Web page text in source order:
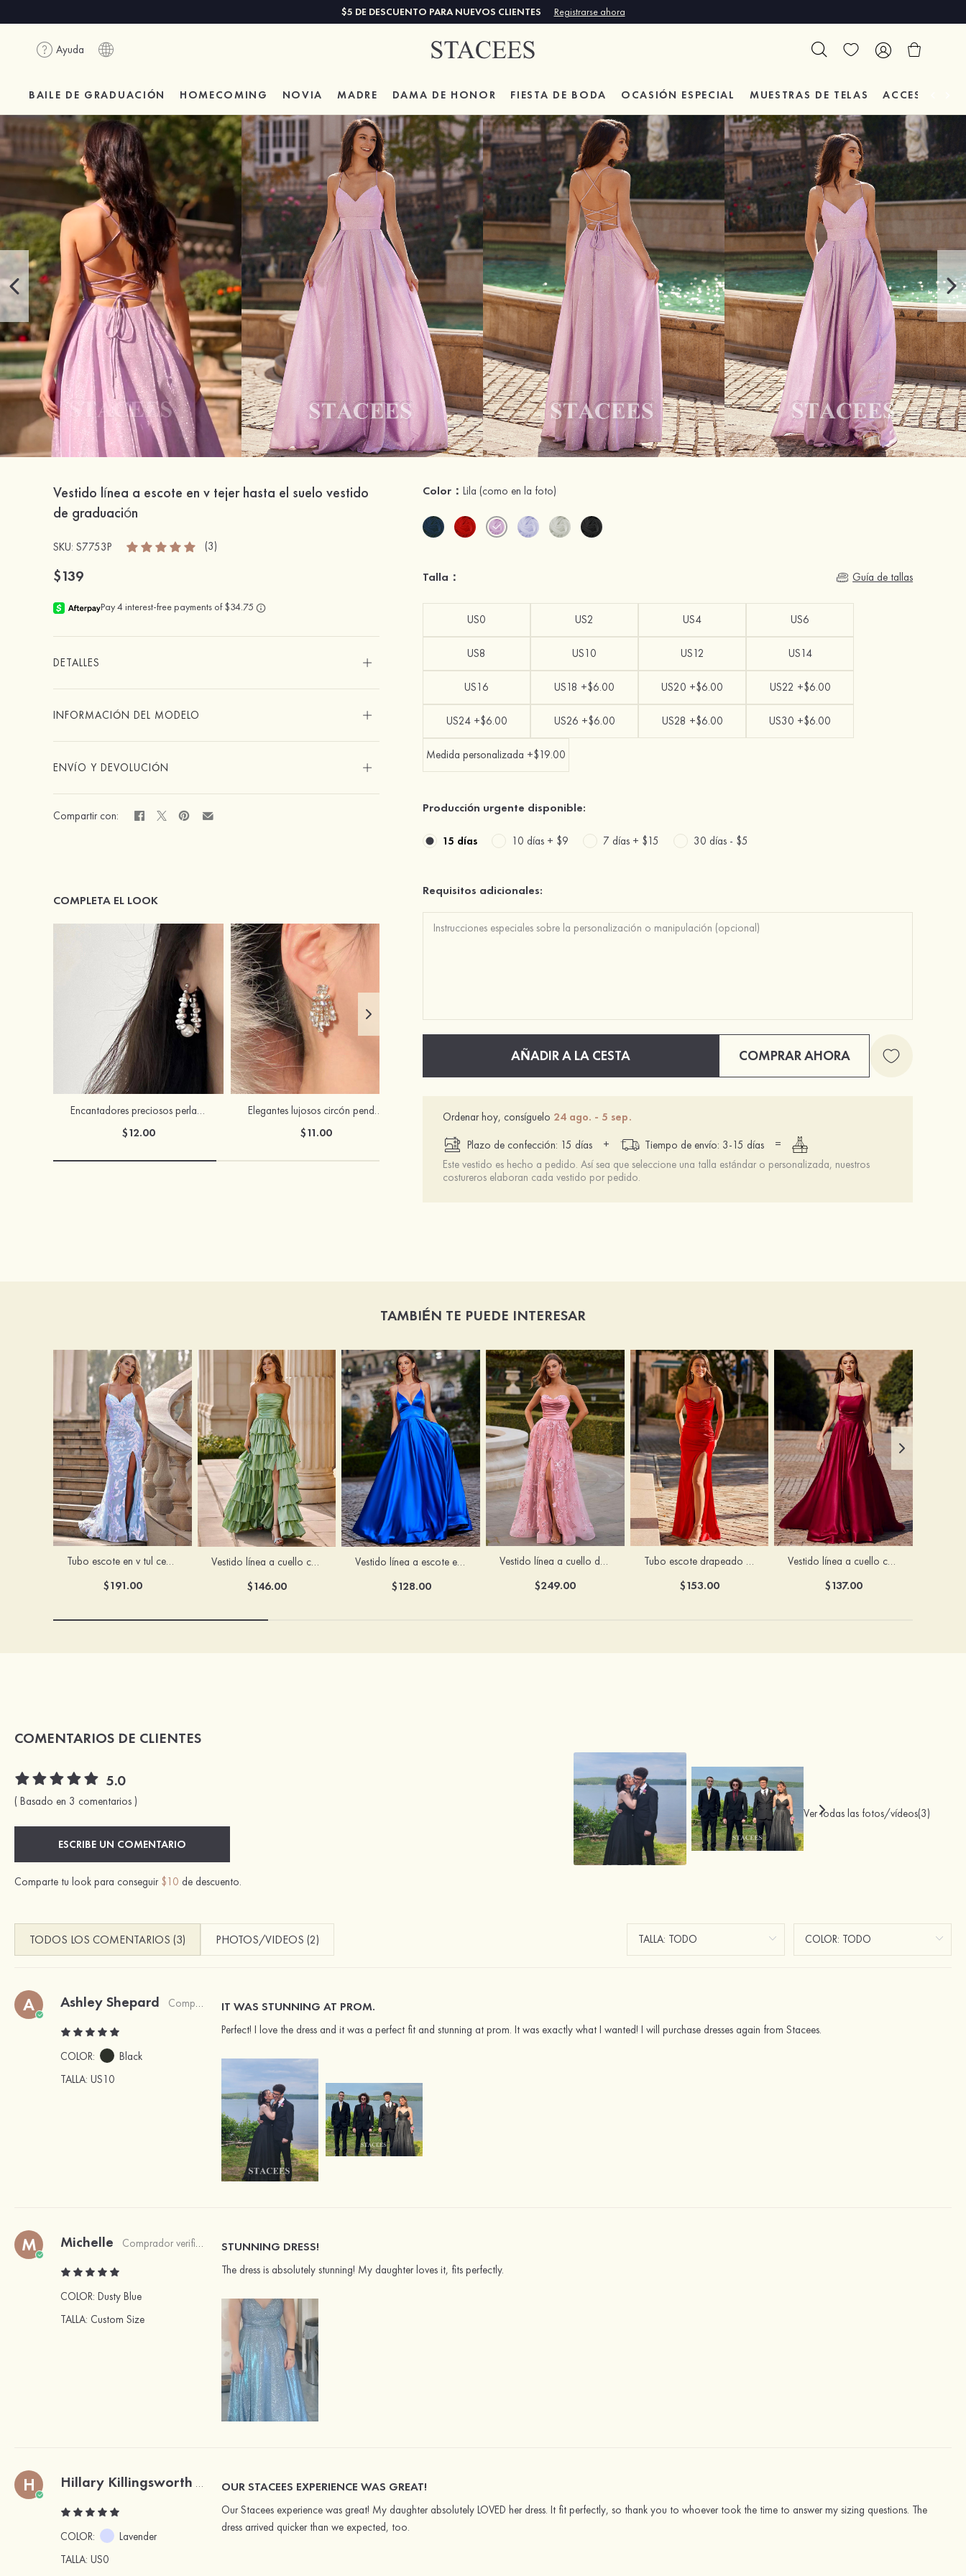
$5 DE DESCUENTO PARA NUEVOS CLIENTES Registrarse ahora
Ayuda
BAILE DE GRADUACIÓN HOMECOMING NOVIA MADRE DAMA DE HONOR FIESTA DE BODA OCASIÓN ESPECIAL MUESTRAS DE TELAS ACCESORIOS
Vestido línea a escote en v tejer hasta el suelo vestido
de graduación
SKU: S7753P (3)
$139
DETALLES
INFORMACIÓN DEL MODELO
ENVÍO Y DEVOLUCIÓN
Compartir con:
COMPLETA EL LOOK
Encantadores preciosos perla pendientes
$12.00
Elegantes lujosos circón pendientes
$11.00
Color：Lila (como en la foto)
Talla： Guía de tallas
US0 US2 US4 US6
US8 US10 US12 US14
US16 US18 +$6.00 US20 +$6.00 US22 +$6.00
US24 +$6.00 US26 +$6.00 US28 +$6.00 US30 +$6.00
Medida personalizada +$19.00
Producción urgente disponible:
15 días 10 días + $9 7 días + $15 30 días - $5
Requisitos adicionales:
AÑADIR A LA CESTA COMPRAR AHORA
Ordenar hoy, consíguelo 24 ago. - 5 sep.
Plazo de confección: 15 días
+ Tiempo de envío: 3-15 días
=
Este vestido es hecho a pedido. Así sea que seleccione una talla estándar o personalizada, nuestros
costureros elaboran cada vestido por pedido.
TAMBIÉN TE PUEDE INTERESAR
Tubo escote en v tul cepillo tren vestido de graduación
$191.00
Vestido línea a cuello cuadrado tafetán hasta el suelo vestido de graduación con volantes
$146.00
Vestido línea a escote en v tela charmeuse hasta el suelo vestido de graduación
$128.00
Vestido línea a cuello de corazón tul cola de barrido vestido de graduación
$249.00
Tubo escote drapeado satén hasta el suelo vestido de graduación
$153.00
Vestido línea a cuello cuadrado tela charmeuse barrer tren vestido de graduación
$137.00
COMENTARIOS DE CLIENTES
5.0
( Basado en 3 comentarios )
ESCRIBE UN COMENTARIO
Comparte tu look para conseguir $10 de descuento.
Ver todas las fotos/vídeos(3)
TODOS LOS COMENTARIOS (3) PHOTOS/VIDEOS (2)
A Ashley Shepard Comprador verificado
COLOR:
Black
TALLA: US10
IT WAS STUNNING AT PROM.
Perfect! I love the dress and it was a perfect fit and stunning at prom. It was exactly what I wanted! I will purchase dresses again from Stacees.
M Michelle Comprador verificado
COLOR: Dusty Blue
TALLA: Custom Size
STUNNING DRESS!
The dress is absolutely stunning! My daughter loves it, fits perfectly.
H Hillary Killingsworth Comprador verificado
COLOR:
Lavender
TALLA: US0
OUR STACEES EXPERIENCE WAS GREAT!
Our Stacees experience was great! My daughter absolutely LOVED her dress. It fit perfectly, so thank you to whoever took the time to answer my sizing questions. The
dress arrived quicker than we expected, too.